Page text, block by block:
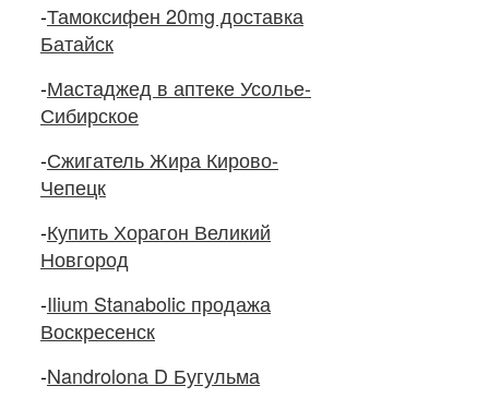
-Тамоксифен 20mg доставка
Батайск
-Мастаджед в аптеке Усолье-
Сибирское
-Сжигатель Жира Кирово-
Чепецк
-Купить Хорагон Великий
Новгород
-Ilium Stanabolic продажа
Воскресенск
-Nandrolona D Бугульма